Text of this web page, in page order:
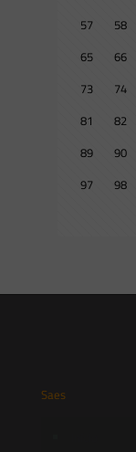
57
58
65
66
73
74
81
82
89
90
97
98
Saes